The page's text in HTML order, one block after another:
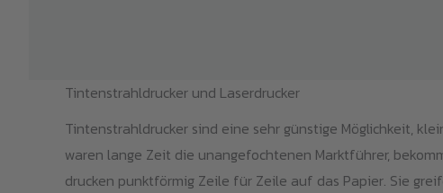
Tintenstrahldrucker und Laserdrucker
Tintenstrahldrucker sind eine sehr günstige Möglichkeit,
waren lange Zeit die unangefochtenen Marktführer,
drucken punktförmig Zeile für Zeile auf das Papier. Sie